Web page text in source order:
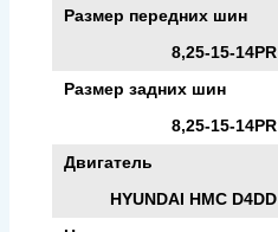
Размер передних шин
8,25-15-14PR
Размер задних шин
8,25-15-14PR
Двигатель
HYUNDAI HMC D4DD